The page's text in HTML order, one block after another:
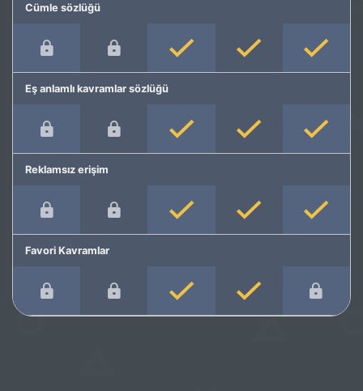
Cümle sözlüğü
Eş anlamlı kavramlar sözlüğü
Reklamsız erişim
Favori Kavramlar